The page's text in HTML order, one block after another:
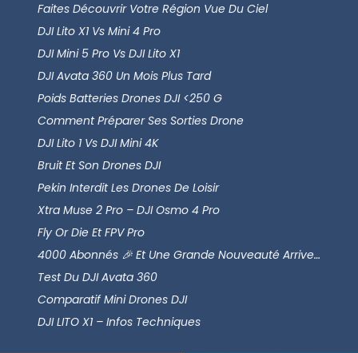
Faites Découvrir Votre Région Vue Du Ciel
DJI Lito X1 Vs Mini 4 Pro
DJI Mini 5 Pro Vs DJI Lito X1
DJI Avata 360 Un Mois Plus Tard
Poids Batteries Drones DJI <250 G
Comment Préparer Ses Sorties Drone
DJI Lito 1 Vs DJI Mini 4K
Bruit Et Son Drones DJI
Pekin Interdit Les Drones De Loisir
Xtra Muse 2 Pro – DJI Osmo 4 Pro
Fly Or Die Et FPV Pro
4000 Abonnés 🎉 Et Une Grande Nouveauté Arrive…
Test Du DJI Avata 360
Comparatif Mini Drones DJI
DJI LITO X1 – Infos Techniques